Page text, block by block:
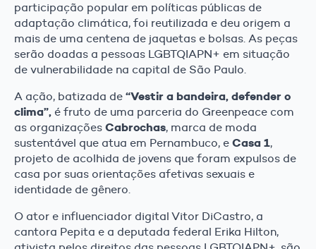
participação popular em políticas públicas de
adaptação climática, foi reutilizada e deu origem a
mais de uma centena de jaquetas e bolsas. As peças
serão doadas a pessoas LGBTQIAPN+ em situação
de vulnerabilidade na capital de São Paulo.
A ação, batizada de “Vestir a bandeira, defender o
clima”, é fruto de uma parceria do Greenpeace com
as organizações Cabrochas, marca de moda
sustentável que atua em Pernambuco, e Casa 1,
projeto de acolhida de jovens que foram expulsos de
casa por suas orientações afetivas sexuais e
identidade de gênero.
O ator e influenciador digital Vitor DiCastro, a
cantora Pepita e a deputada federal Erika Hilton,